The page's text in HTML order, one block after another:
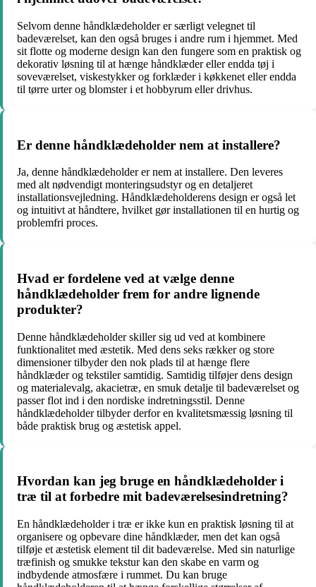
Selvom denne håndklædeholder er særligt velegnet til
badeværelset, kan den også bruges i andre rum i hjemmet. Med
sit flotte og moderne design kan den fungere som en praktisk og
dekorativ løsning til at hænge håndklæder eller endda tøj i
soveværelset, viskestykker og forklæder i køkkenet eller endda
til tørre urter og blomster i et hobbyrum eller drivhus.
Er denne håndklædeholder nem at installere?
Ja, denne håndklædeholder er nem at installere. Den leveres
med alt nødvendigt monteringsudstyr og en detaljeret
installationsvejledning. Håndklædeholderens design er også let
og intuitivt at håndtere, hvilket gør installationen til en hurtig og
problemfri proces.
Hvad er fordelene ved at vælge denne
håndklædeholder frem for andre lignende
produkter?
Denne håndklædeholder skiller sig ud ved at kombinere
funktionalitet med æstetik. Med dens seks rækker og store
dimensioner tilbyder den nok plads til at hænge flere
håndklæder og tekstiler samtidig. Samtidig tilføjer dens design
og materialevalg, akacietræ, en smuk detalje til badeværelset og
passer flot ind i den nordiske indretningsstil. Denne
håndklædeholder tilbyder derfor en kvalitetsmæssig løsning til
både praktisk brug og æstetisk appel.
Hvordan kan jeg bruge en håndklædeholder i
træ til at forbedre mit badeværelsesindretning?
En håndklædeholder i træ er ikke kun en praktisk løsning til at
organisere og opbevare dine håndklæder, men det kan også
tilføje et æstetisk element til dit badeværelse. Med sin naturlige
træfinish og smukke tekstur kan den skabe en varm og
indbydende atmosfære i rummet. Du kan bruge